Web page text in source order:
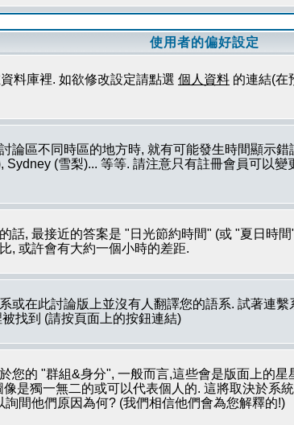
使用者的偏好設定
料庫裡. 如欲修改設定請點選 個人資料 的連結(在
論區不同時區的地方時, 就有可能發生時間顯示
(雪梨)... 等等. 請注意只有註冊會員可以
話, 最接近的答案是 "日光節約時間" (或 "夏日時
, 或許會有大約一個小時的差距.
或在此討論版上並沒有人翻譯您的語系. 試著連
找到 (請按頁面上的按鈕連結)
您的 "群組&身分", 一般而言,這些會是版面上的
是獨一無二的或可以代表個人的. 這將取決於系
間他們原因為何? (我們相信他們會為您解釋的!)